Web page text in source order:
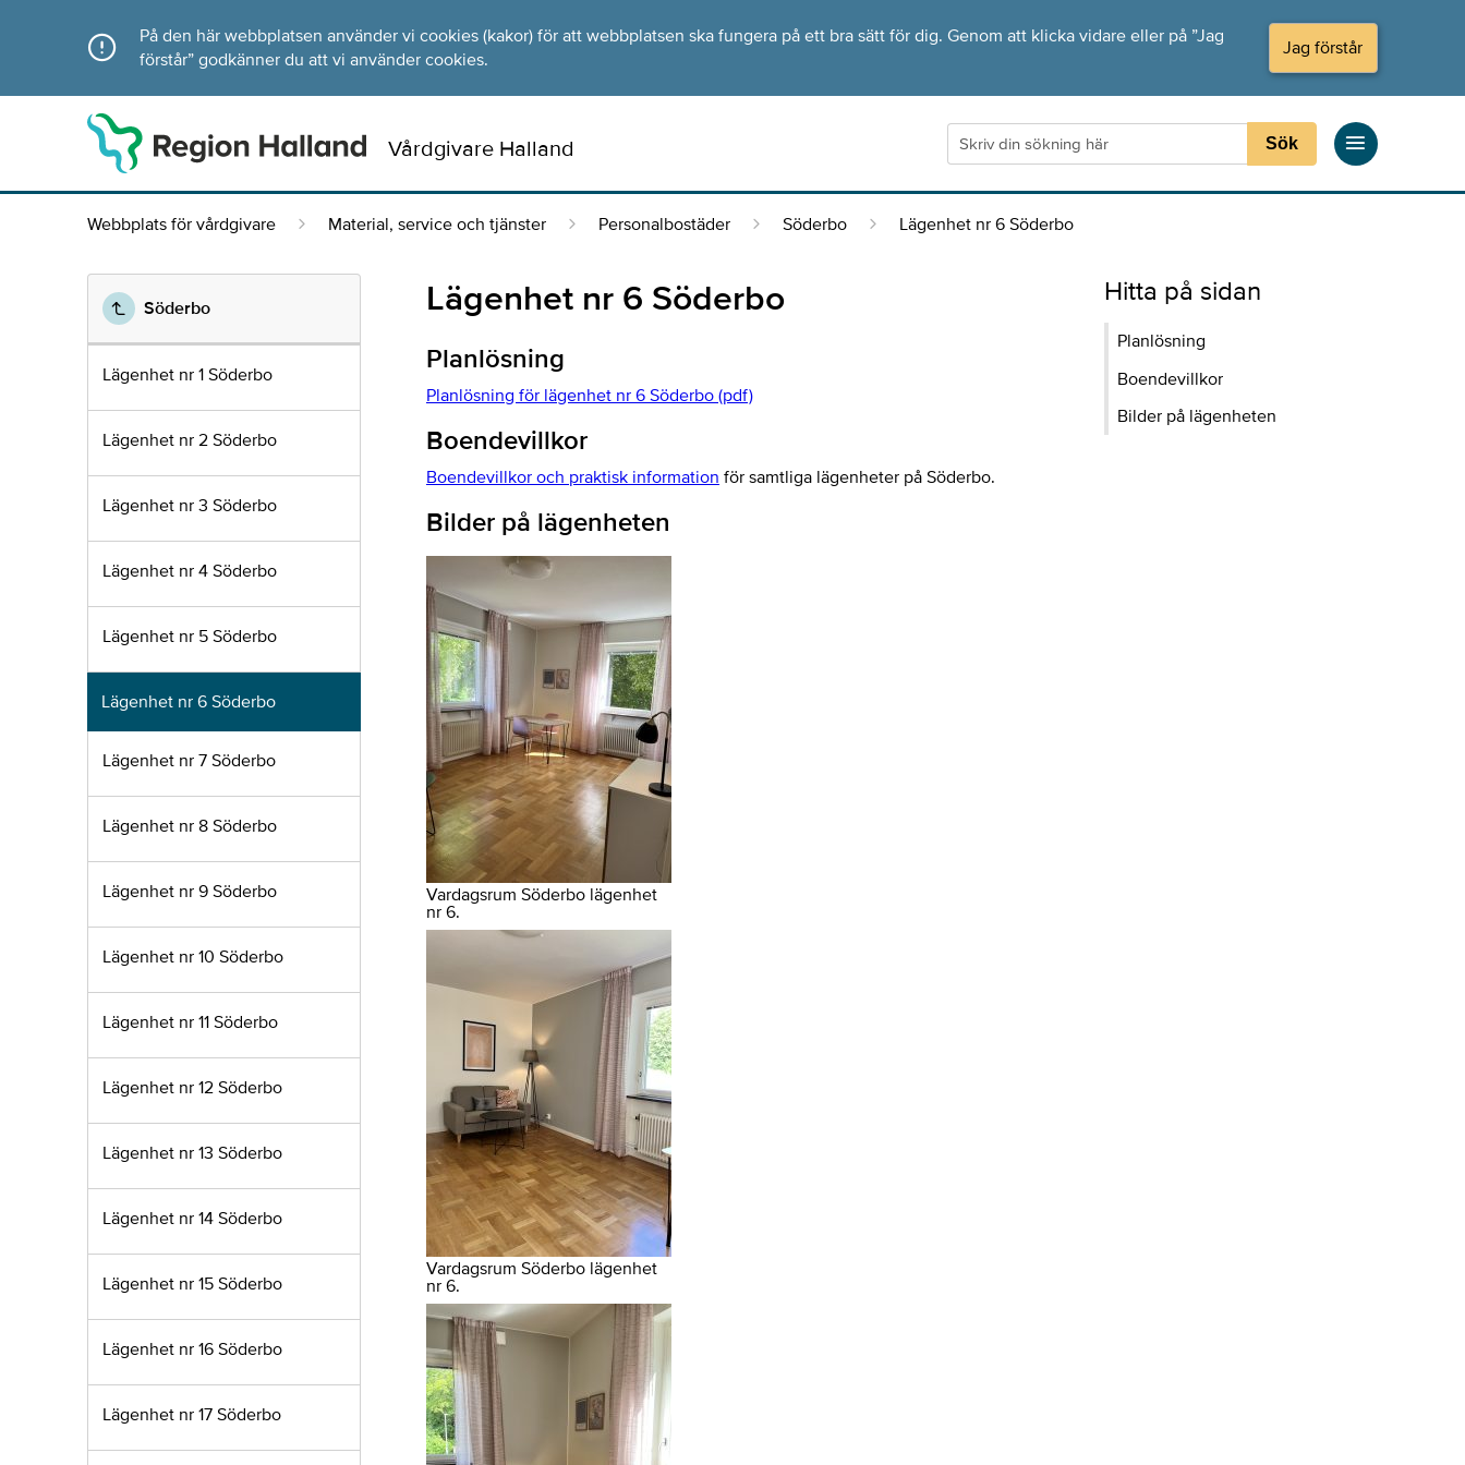
På den här webbplatsen använder vi cookies (kakor) för att webbplatsen ska fungera på ett bra sätt för dig. Genom att klicka vidare eller på ”Jag
förstår” godkänner du att vi använder cookies.
Jag förstår
Vårdgivare Halland Sök
Webbplats för vårdgivare Material, service och tjänster Personalbostäder Söderbo Lägenhet nr 6 Söderbo
Söderbo
Lägenhet nr 1 Söderbo
Lägenhet nr 2 Söderbo
Lägenhet nr 3 Söderbo
Lägenhet nr 4 Söderbo
Lägenhet nr 5 Söderbo
Lägenhet nr 6 Söderbo
Lägenhet nr 7 Söderbo
Lägenhet nr 8 Söderbo
Lägenhet nr 9 Söderbo
Lägenhet nr 10 Söderbo
Lägenhet nr 11 Söderbo
Lägenhet nr 12 Söderbo
Lägenhet nr 13 Söderbo
Lägenhet nr 14 Söderbo
Lägenhet nr 15 Söderbo
Lägenhet nr 16 Söderbo
Lägenhet nr 17 Söderbo
Lägenhet nr 6 Söderbo
Planlösning
Planlösning för lägenhet nr 6 Söderbo (pdf)
Boendevillkor
Boendevillkor och praktisk information för samtliga lägenheter på Söderbo.
Bilder på lägenheten
Vardagsrum Söderbo lägenhet
nr 6.
Vardagsrum Söderbo lägenhet
nr 6.
Hitta på sidan
Planlösning
Boendevillkor
Bilder på lägenheten